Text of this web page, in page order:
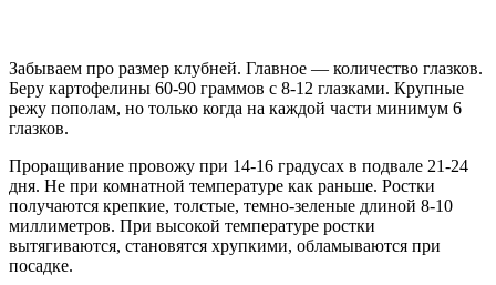
Забываем про размер клубней. Главное — количество глазков.
Беру картофелины 60-90 граммов с 8-12 глазками. Крупные
режу пополам, но только когда на каждой части минимум 6
глазков.
Проращивание провожу при 14-16 градусах в подвале 21-24
дня. Не при комнатной температуре как раньше. Ростки
получаются крепкие, толстые, темно-зеленые длиной 8-10
миллиметров. При высокой температуре ростки
вытягиваются, становятся хрупкими, обламываются при
посадке.